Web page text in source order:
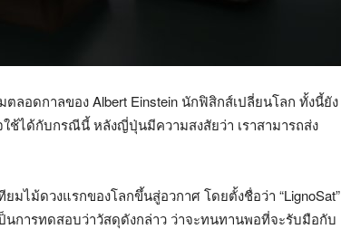
ลอดกาลของ Albert Einstein นักฟิสิกส์เปลี่ยนโลก ทั้งนี้ยัง
ช้ได้กับกรณีนี้ หลังญี่ปุ่นมีความสงสัยว่า เราสามารถส่ง
มไม้ดวงแรกของโลกขึ้นสู่อวกาศ โดยตั้งชื่อว่า “LignoSat”
นการทดสอบว่าวัสดุดังกล่าว ว่าจะทนทานพอที่จะรับมือกับ